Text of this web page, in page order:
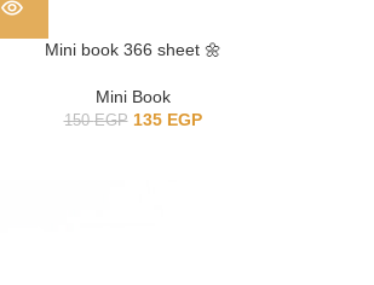
Mini book 366 sheet 🌼
Mini Book
150EGP 135 EGP